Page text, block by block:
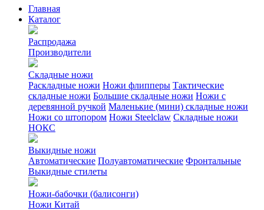
Главная
Каталог
Распродажа
Производители
Складные ножи
Раскладные ножи Ножи флипперы Тактические
складные ножи Большие складные ножи Ножи с
деревянной ручкой Маленькие (мини) складные ножи
Ножи со штопором Ножи Steelclaw Складные ножи
НОКС
Выкидные ножи
Автоматические Полуавтоматические Фронтальные
Выкидные стилеты
Ножи-бабочки (балисонги)
Ножи Китай